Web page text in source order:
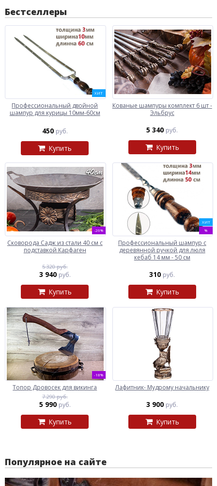
Бестселлеры
ХИТ
Профессиональный двойной
шампур для курицы 10мм-60см
450 руб.
Купить
Кованые шампуры комплект 6 шт -
Эльбрус
5 340 руб.
Купить
-26%
Сковорода Садж из стали 40 см с
подставкой Карфаген
5 320 руб.
3 940 руб.
Купить
ХИТ
%
Профессиональный шампур с
деревянной ручкой для люля
кебаб 14 мм - 50 см
310 руб.
Купить
-18%
Топор Дровосек для викинга
7 290 руб.
5 990 руб.
Купить
Лафитник- Мудрому начальнику
3 900 руб.
Купить
Популярное на сайте